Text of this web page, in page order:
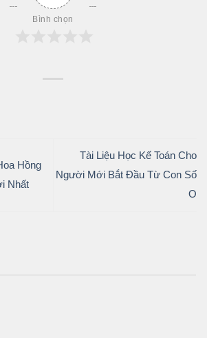
Bình chọn
Hồng
Nhất
Tài Liệu Học Kế Toán Cho
Người Mới Bắt Đầu Từ Con Số
O